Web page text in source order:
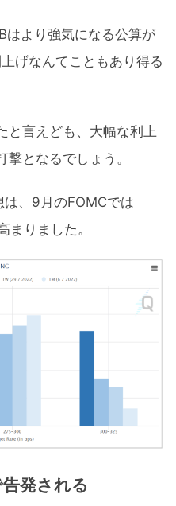
はより強気になる公算が
げなんてこともあり得る
と言えども、大幅な利上
となるでしょう。
、9月のFOMCでは
まりました。
発される